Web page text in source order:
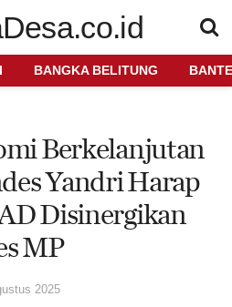
BANGKA BELITUNG
Berkelanjutan
Yandri Harap
Disinergikan
MP
2025